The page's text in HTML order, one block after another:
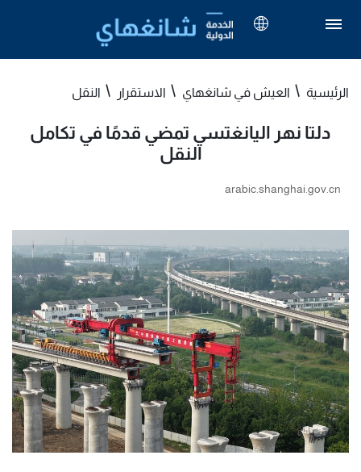
الرئيسية العيش في شانغهاي الاستقرار النقل
دلتا نهر اليانغتسي تمضي قدمًا في تكامل
النقل
arabic.shanghai.gov.cn